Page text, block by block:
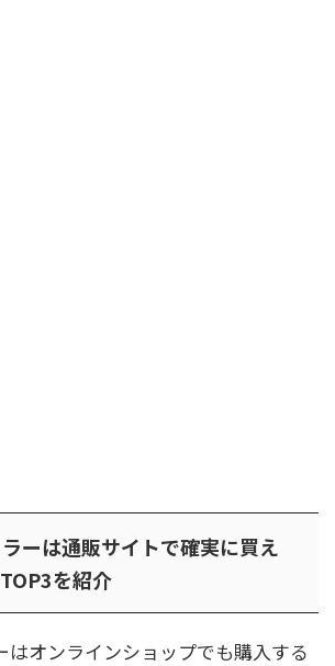
ーは通販サイトで確実に買え
を紹介
はオンラインショップでも購入する